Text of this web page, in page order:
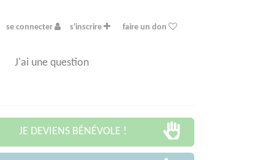
se connecter s'inscrire faire un don
J'ai une question
JE DEVIENS BÉNÉVOLE !